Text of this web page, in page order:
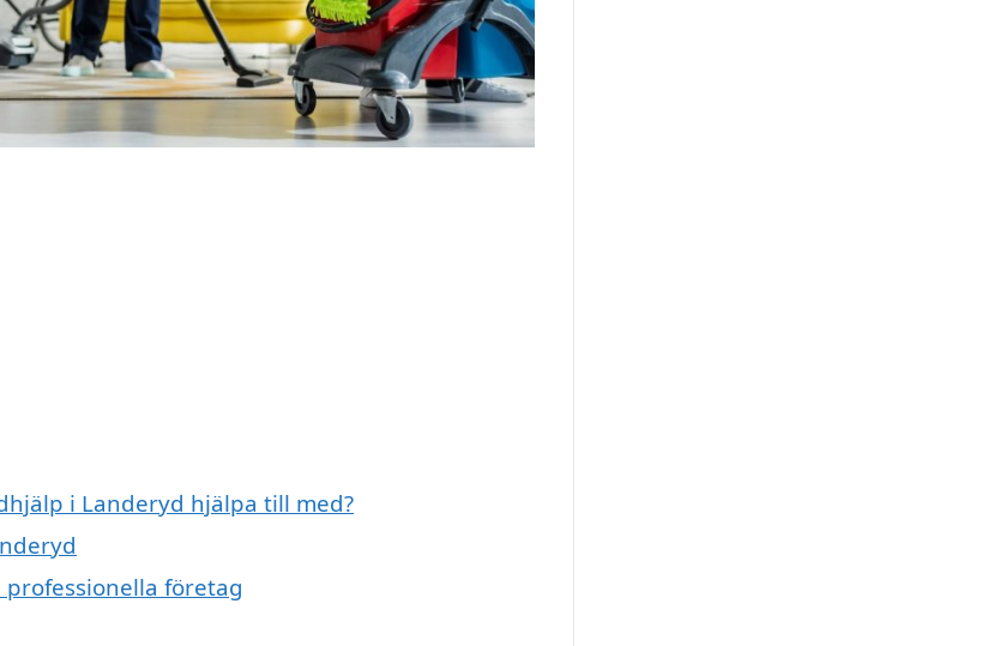
i Landeryd hjälpa till med?
företag